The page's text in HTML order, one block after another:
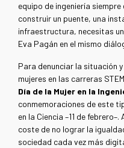
equipo de ingeniería
construir un puente, una
infraestructura, necesitas
Eva Pagán en el mismo
Para denunciar la situación
mujeres en las carreras
Día de la Mujer en la
conmemoraciones de este
en la Ciencia –11 de
coste de no lograr la
sociedad cada vez más